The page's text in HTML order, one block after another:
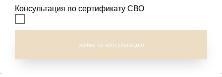
Консультация по сертификату СВО
заявка на консультацию